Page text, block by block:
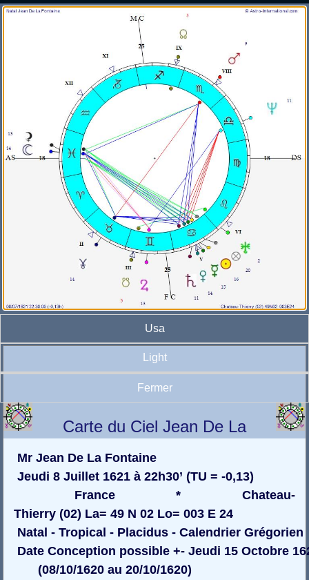
Usa
Light
Fermer
Carte du Ciel Jean De La
Fontaine
Mr Jean De La Fontaine
Jeudi 8 Juillet 1621 à 22h30’ (TU = -0,13)
France * Chateau-
Thierry (02) La= 49 N 02 Lo= 003 E 24
Natal - Tropical - Placidus - Calendrier Grégorien
Date Conception possible +- Jeudi 15 Octobre
(08/10/1620 au 20/10/1620)